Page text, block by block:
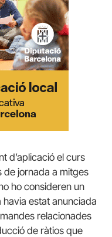
d’aplicació el curs
de jornada a mitges
ho consideren un
estat anunciada
relacionades
de ràtios que